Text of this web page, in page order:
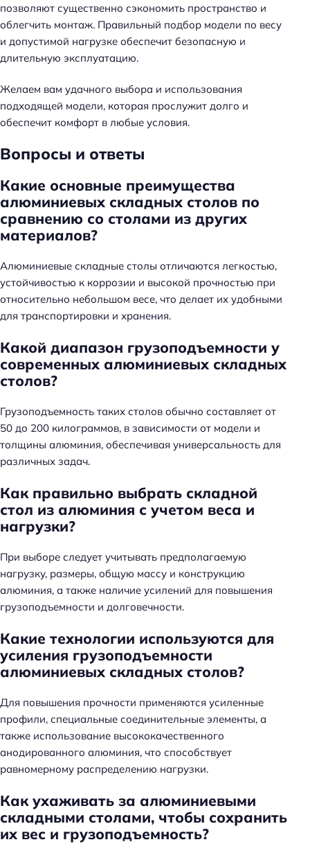
позволяют существенно сэкономить пространство и
облегчить монтаж. Правильный подбор модели по весу
и допустимой нагрузке обеспечит безопасную и
длительную эксплуатацию.
Желаем вам удачного выбора и использования
подходящей модели, которая прослужит долго и
обеспечит комфорт в любые условия.
Вопросы и ответы
Какие основные преимущества
алюминиевых складных столов по
сравнению со столами из других
материалов?
Алюминиевые складные столы отличаются легкостью,
устойчивостью к коррозии и высокой прочностью при
относительно небольшом весе, что делает их удобными
для транспортировки и хранения.
Какой диапазон грузоподъемности у
современных алюминиевых складных
столов?
Грузоподъемность таких столов обычно составляет от
50 до 200 килограммов, в зависимости от модели и
толщины алюминия, обеспечивая универсальность для
различных задач.
Как правильно выбрать складной
стол из алюминия с учетом веса и
нагрузки?
При выборе следует учитывать предполагаемую
нагрузку, размеры, общую массу и конструкцию
алюминия, а также наличие усилений для повышения
грузоподъемности и долговечности.
Какие технологии используются для
усиления грузоподъемности
алюминиевых складных столов?
Для повышения прочности применяются усиленные
профили, специальные соединительные элементы, а
также использование высококачественного
анодированного алюминия, что способствует
равномерному распределению нагрузки.
Как ухаживать за алюминиевыми
складными столами, чтобы сохранить
их вес и грузоподъемность?